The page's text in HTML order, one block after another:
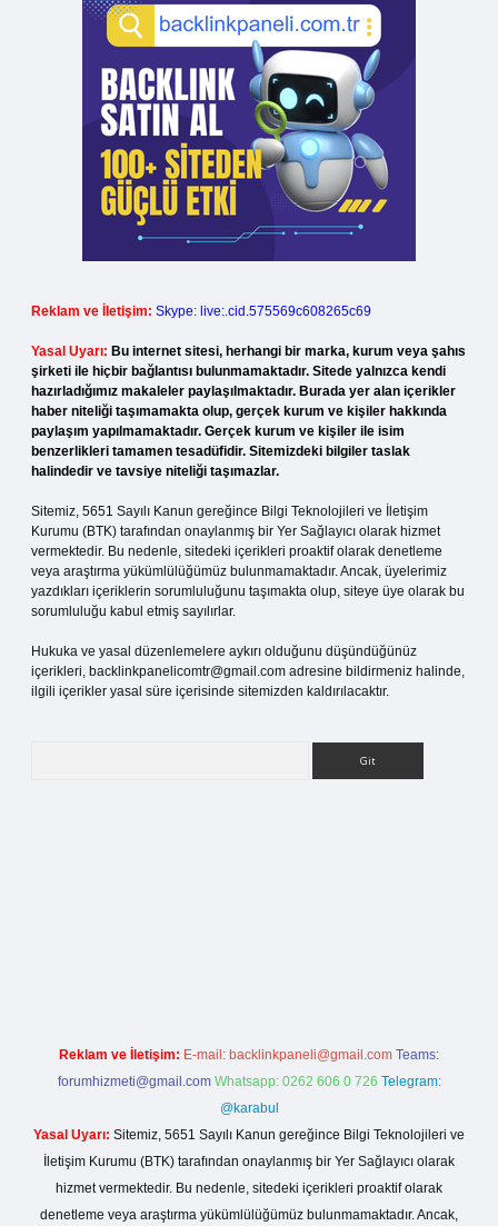
Reklam ve İletişim: Skype: live:.cid.575569c608265c69
Yasal Uyarı: Bu internet sitesi, herhangi bir marka, kurum veya şahıs
şirketi ile hiçbir bağlantısı bulunmamaktadır. Sitede yalnızca kendi
hazırladığımız makaleler paylaşılmaktadır. Burada yer alan içerikler
haber niteliği taşımamakta olup, gerçek kurum ve kişiler hakkında
paylaşım yapılmamaktadır. Gerçek kurum ve kişiler ile isim
benzerlikleri tamamen tesadüfidir. Sitemizdeki bilgiler taslak
halindedir ve tavsiye niteliği taşımazlar.
Sitemiz, 5651 Sayılı Kanun gereğince Bilgi Teknolojileri ve İletişim
Kurumu (BTK) tarafından onaylanmış bir Yer Sağlayıcı olarak hizmet
vermektedir. Bu nedenle, sitedeki içerikleri proaktif olarak denetleme
veya araştırma yükümlülüğümüz bulunmamaktadır. Ancak, üyelerimiz
yazdıkları içeriklerin sorumluluğunu taşımakta olup, siteye üye olarak bu
sorumluluğu kabul etmiş sayılırlar.
Hukuka ve yasal düzenlemelere aykırı olduğunu düşündüğünüz
içerikleri, backlinkpanelicomtr@gmail.com adresine bildirmeniz halinde,
ilgili içerikler yasal süre içerisinde sitemizden kaldırılacaktır.
Reklam ve İletişim: E-mail: backlinkpaneli@gmail.com Teams:
forumhizmeti@gmail.com Whatsapp: 0262 606 0 726 Telegram:
@karabul
Yasal Uyarı: Sitemiz, 5651 Sayılı Kanun gereğince Bilgi Teknolojileri ve
İletişim Kurumu (BTK) tarafından onaylanmış bir Yer Sağlayıcı olarak
hizmet vermektedir. Bu nedenle, sitedeki içerikleri proaktif olarak
denetleme veya araştırma yükümlülüğümüz bulunmamaktadır. Ancak,